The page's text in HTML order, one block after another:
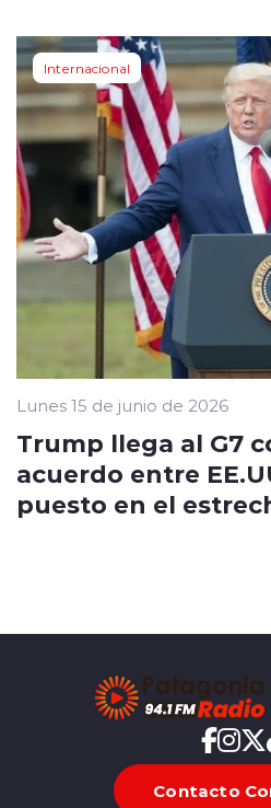
Internacional
Lunes 15 de junio de 2026
Trump llega al G7
acuerdo entre
puesto en el
Contacto